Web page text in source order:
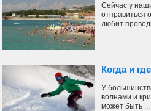
Сейчас у
отправиться
любит
Когда и
У
волнами и
может быть ...